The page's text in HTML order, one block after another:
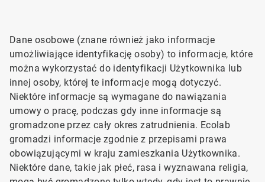
Dane osobowe (znane również jako informacje
umożliwiające identyfikację osoby) to informacje, które
można wykorzystać do identyfikacji Użytkownika lub
innej osoby, której te informacje mogą dotyczyć.
Niektóre informacje są wymagane do nawiązania
umowy o pracę, podczas gdy inne informacje są
gromadzone przez cały okres zatrudnienia. Ecolab
gromadzi informacje zgodnie z przepisami prawa
obowiązującymi w kraju zamieszkania Użytkownika.
Niektóre dane, takie jak płeć, rasa i wyznawana religia,